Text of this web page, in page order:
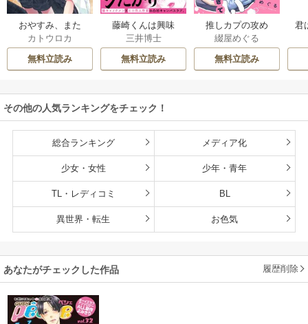
おやすみ、また
ね。ましろくん。
【電子限定漫画付
き】
カトウロカ
無料立読み
藤崎くんは興味
津々【コミックス
版】
三井博士
無料立読み
推しカプの攻め
が、かわいすぎて
困る
綴屋めぐる
無料立読み
君
その他の人気ランキングをチェック！
総合ランキング メディア化
少女・女性 少年・青年
TL・レディコミ BL
異世界・転生 お色気
あなたがチェックした作品 履歴削除